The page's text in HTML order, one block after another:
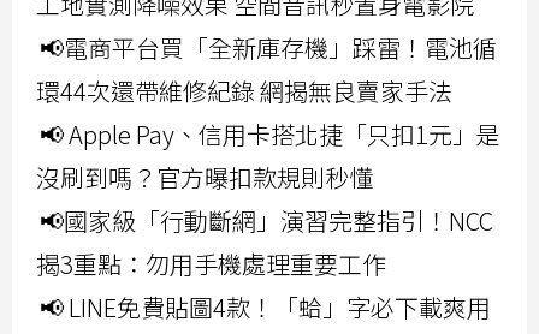
📢電商平台買「全新庫存機」踩雷！電池循
環44次還帶維修紀錄 網揭無良賣家手法
📢 Apple Pay、信用卡搭北捷「只扣1元」是
沒刷到嗎？官方曝扣款規則秒懂
📢國家級「行動斷網」演習完整指引！NCC
揭3重點：勿用手機處理重要工作
📢 LINE免費貼圖4款！「蛤」字必下載爽用